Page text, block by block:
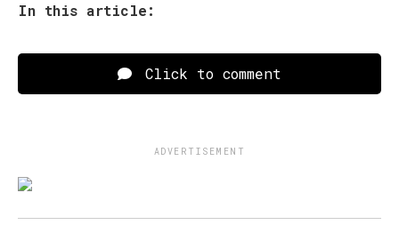
In this article:
Click to comment
ADVERTISEMENT